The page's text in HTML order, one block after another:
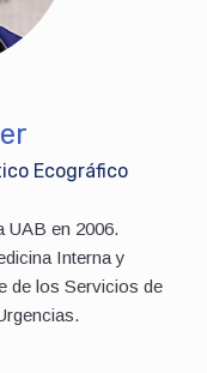
Ecográfico
UAB en 2006.
Interna y
de los Servicios de